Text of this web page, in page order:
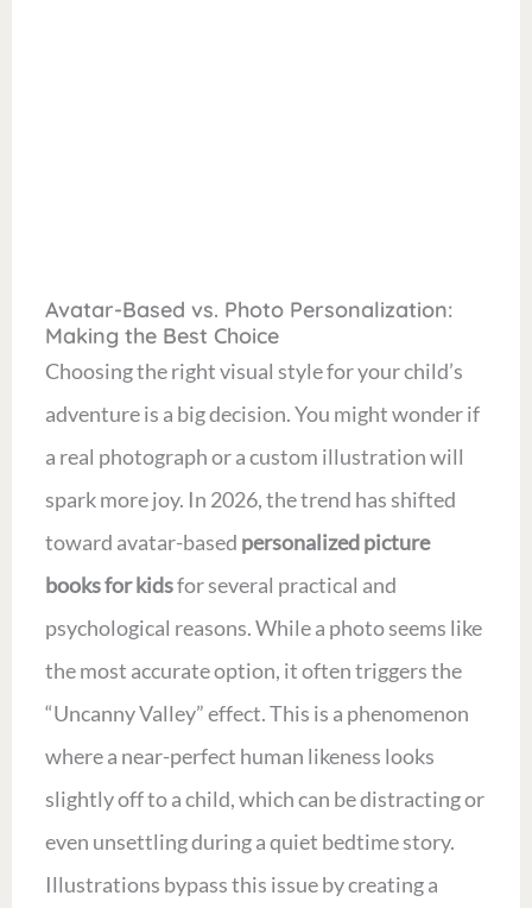
Avatar-Based vs. Photo Personalization:
Making the Best Choice
Choosing the right visual style for your child’s
adventure is a big decision. You might wonder if
a real photograph or a custom illustration will
spark more joy. In 2026, the trend has shifted
toward avatar-based personalized picture
books for kidsfor several practical and
psychological reasons. While a photo seems like
the most accurate option, it often triggers the
“Uncanny Valley” effect. This is a phenomenon
where a near-perfect human likeness looks
slightly off to a child, which can be distracting or
even unsettling during a quiet bedtime story.
Illustrations bypass this issue by creating a